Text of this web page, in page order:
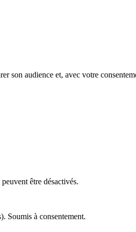
son audience et, avec votre
être désactivés.
Soumis à consentement.